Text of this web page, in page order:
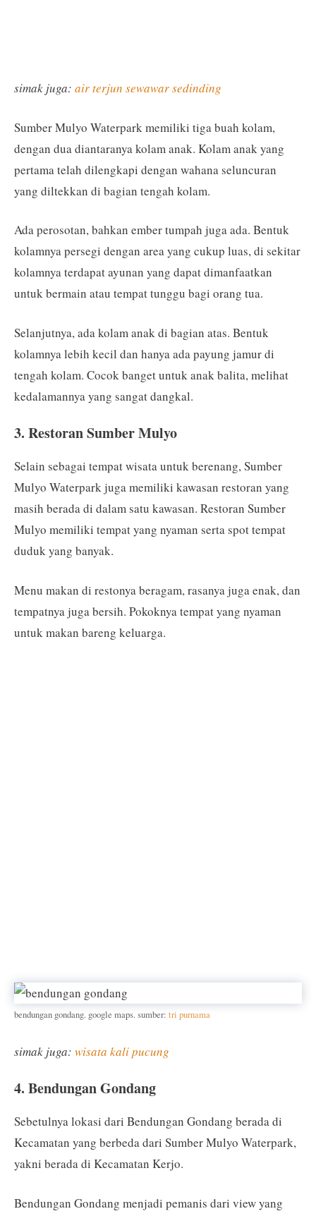
simak juga: air terjun sewawar sedinding
Sumber Mulyo Waterpark memiliki tiga buah kolam,
dengan dua diantaranya kolam anak. Kolam anak yang
pertama telah dilengkapi dengan wahana seluncuran
yang diltekkan di bagian tengah kolam.
Ada perosotan, bahkan ember tumpah juga ada. Bentuk
kolamnya persegi dengan area yang cukup luas, di sekitar
kolamnya terdapat ayunan yang dapat dimanfaatkan
untuk bermain atau tempat tunggu bagi orang tua.
Selanjutnya, ada kolam anak di bagian atas. Bentuk
kolamnya lebih kecil dan hanya ada payung jamur di
tengah kolam. Cocok banget untuk anak balita, melihat
kedalamannya yang sangat dangkal.
3. Restoran Sumber Mulyo
Selain sebagai tempat wisata untuk berenang, Sumber
Mulyo Waterpark juga memiliki kawasan restoran yang
masih berada di dalam satu kawasan. Restoran Sumber
Mulyo memiliki tempat yang nyaman serta spot tempat
duduk yang banyak.
Menu makan di restonya beragam, rasanya juga enak, dan
tempatnya juga bersih. Pokoknya tempat yang nyaman
untuk makan bareng keluarga.
bendungan gondang. google maps. sumber: tri purnama
simak juga: wisata kali pucung
4. Bendungan Gondang
Sebetulnya lokasi dari Bendungan Gondang berada di
Kecamatan yang berbeda dari Sumber Mulyo Waterpark,
yakni berada di Kecamatan Kerjo.
Bendungan Gondang menjadi pemanis dari view yang